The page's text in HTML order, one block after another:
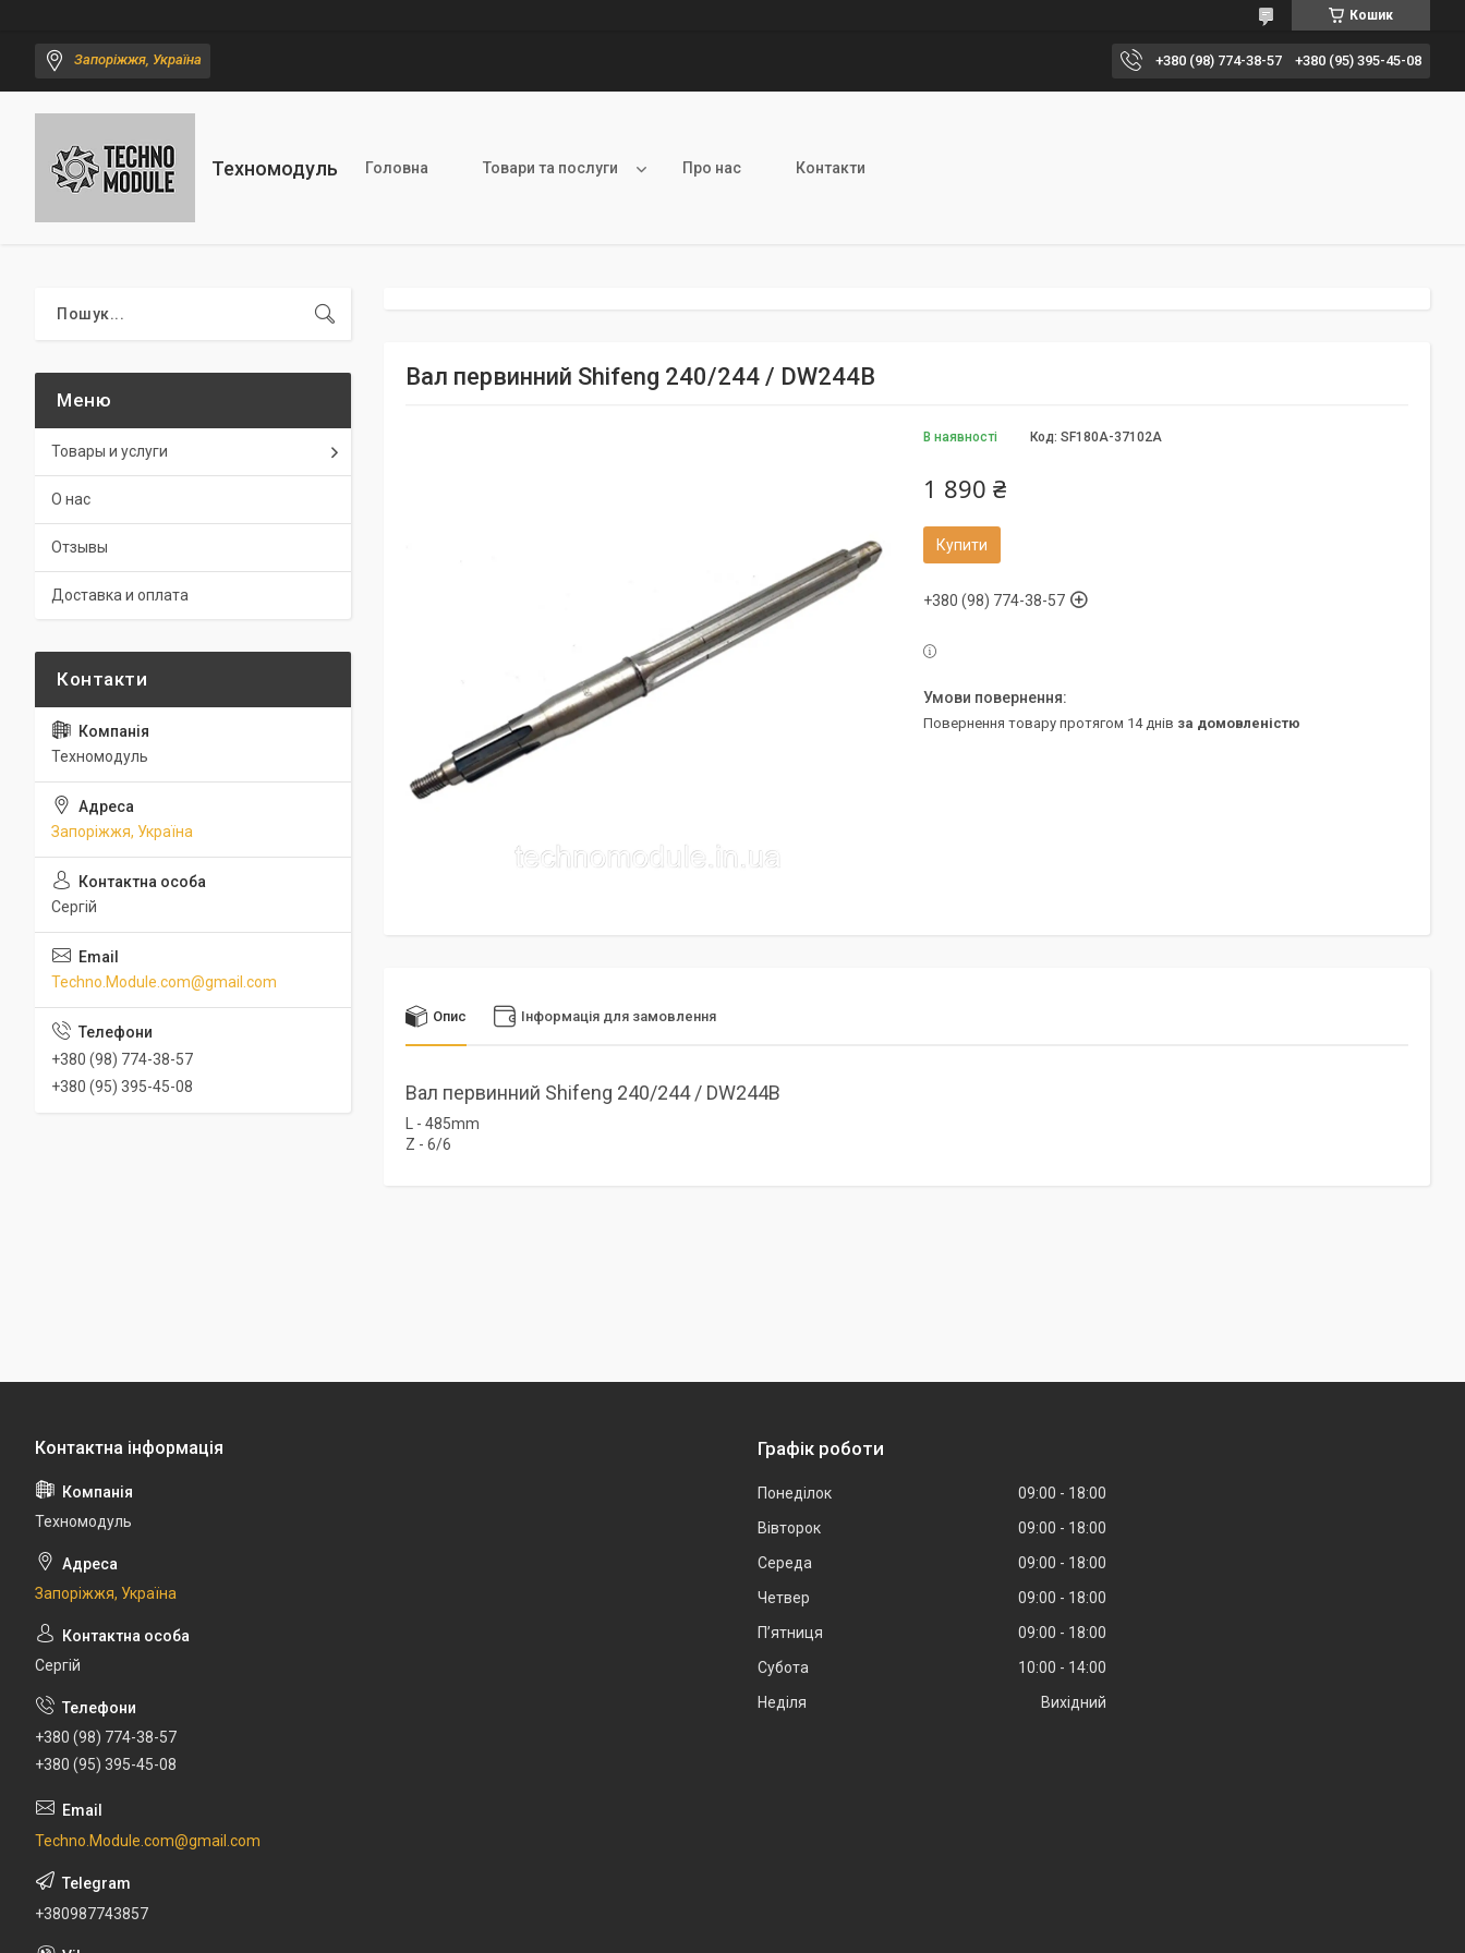
Кошик
Запоріжжя, Україна +380 (98) 774-38-57 +380 (95) 395-45-08
Техномодуль Головна Товари та послуги Про нас Контакти
Вал первинний Shifeng 240/244 / DW244B
В наявності Код: SF180A-37102A
1 890 ₴
Купити
+380 (98) 774-38-57
повернення товару протягом 14 днів за домовленістю
Опис Інформація для замовлення
Вал первинний Shifeng 240/244 / DW244B
L - 485mm
Z - 6/6
Товары и услуги
О нас
Отзывы
Доставка и оплата
Техномодуль
Запоріжжя, Україна
Сергій
Techno.Module.com@gmail.com
+380 (98) 774-38-57
+380 (95) 395-45-08
Техномодуль
Запоріжжя, Україна
Сергій
+380 (98) 774-38-57
+380 (95) 395-45-08
Techno.Module.com@gmail.com
+380987743857
Графік роботи
Понеділок 09:00
18:00
Вівторок
09:00
18:00
Середа
09:00
18:00
Четвер
09:00
18:00
Пʼятниця
09:00
18:00
Субота
10:00
14:00
Неділя
Вихідний